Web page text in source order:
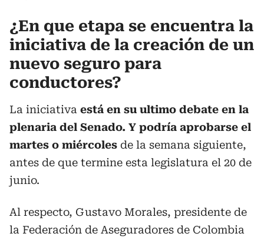
¿En que etapa se encuentra la
iniciativa de la creación de un
nuevo seguro para
conductores?
La iniciativa está en su ultimo debate en la
plenaria del Senado. Y podría aprobarse el
martes o miércoles de la semana siguiente,
antes de que termine esta legislatura el 20 de
junio.
Al respecto, Gustavo Morales, presidente de
la Federación de Aseguradores de Colombia